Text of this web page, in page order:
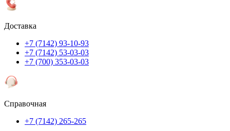
Доставка
+7 (7142) 93-10-93
+7 (7142) 53-03-03
+7 (700) 353-03-03
Справочная
+7 (7142) 265-265